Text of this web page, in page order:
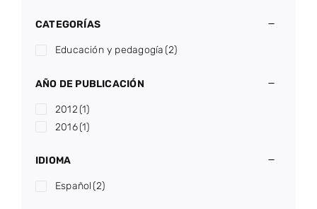
CATEGORÍAS
Educación y pedagogía(2)
AÑO DE PUBLICACIÓN
2012(1)
2016(1)
IDIOMA
Español (2)